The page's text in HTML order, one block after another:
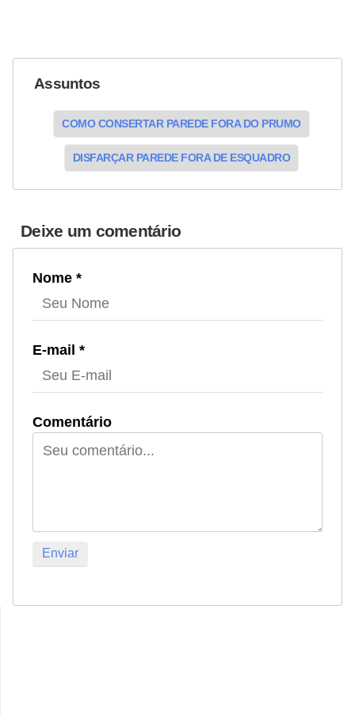
Assuntos
COMO CONSERTAR PAREDE FORA DO PRUMO
DISFARÇAR PAREDE FORA DE ESQUADRO
Deixe um comentário
Nome *
E-mail *
Comentário